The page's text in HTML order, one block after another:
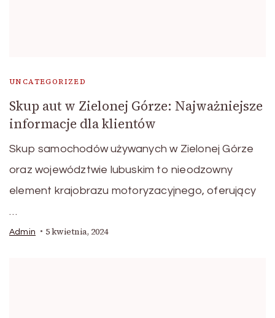
UNCATEGORIZED
Skup aut w Zielonej Górze: Najważniejsze
informacje dla klientów
Skup samochodów używanych w Zielonej Górze
oraz województwie lubuskim to nieodzowny
element krajobrazu motoryzacyjnego, oferujący
…
Admin 5 kwietnia, 2024